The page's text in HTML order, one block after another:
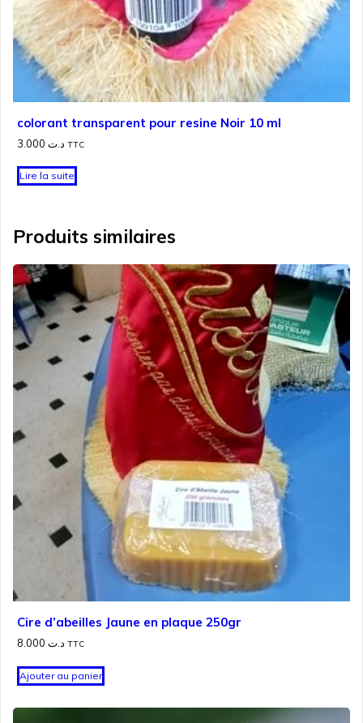
colorant transparent pour resine Noir 10 ml
د.ت TTC
Lire la suite
Produits similaires
Cire d’abeilles Jaune en plaque 250gr
د.ت TTC
Ajouter au panier